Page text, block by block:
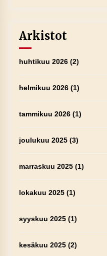
Arkistot
huhtikuu 2026(2)
helmikuu 2026(1)
tammikuu 2026(1)
joulukuu 2025(3)
marraskuu 2025(1)
lokakuu 2025(1)
syyskuu 2025(1)
kesäkuu 2025(2)